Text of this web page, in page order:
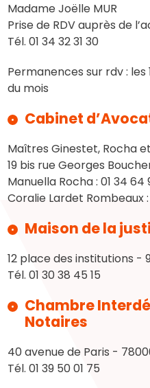
Madame Joëlle MUR
Prise de RDV auprès de
Tél. 01 34 32 31 30
Permanences sur rdv :
du mois
Cabinet
Maîtres Ginestet, Rocha
19 bis rue Georges
Manuella Rocha : 01 34 64
Coralie Lardet Rombeaux
Maison de la
12 place des institutions -
Tél. 01 30 38 45 15
Chambre
Notaires
40 avenue de Paris -
Tél. 01 39 50 01 75